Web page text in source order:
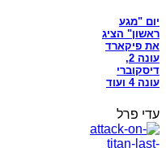
יום "מגע
ראשון" הציג
את פיקארד
עונה 2,
דיסקוברי
עונה 4 ועוד
עדי פרל